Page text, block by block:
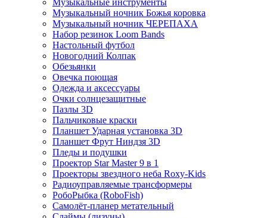
Музыкальные инструменты
Музыкальный ночник Божья коровка
Музыкальный ночник ЧЕРЕПАХА
Набор резинок Loom Bands
Настольный футбол
Новогодний Колпак
Обезьянки
Овечка поющая
Одежда и аксессуары
Очки солнцезащитные
Пазлы 3D
Пальчиковые краски
Планшет Ударная установка 3D
Планшет Фрут Ниндзя 3D
Пледы и подушки
Проектор Star Master 9 в 1
Проекторы звездного неба Roxy-Kids
Радиоуправляемые трансформеры
РобоРыбка (RoboFish)
Самолёт-планер метательный